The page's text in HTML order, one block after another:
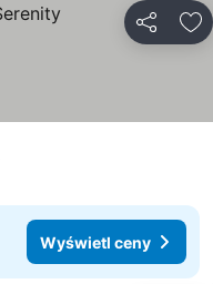
Wyświetl ceny